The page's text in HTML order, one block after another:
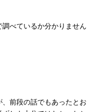
べているか分かりません
前段の話でもあったとお